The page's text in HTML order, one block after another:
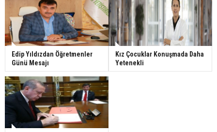
Edip Yıldızdan Öğretmenler
Günü Mesajı
Kız Çocuklar Konuşmada Daha
Yetenekli